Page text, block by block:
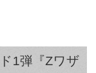
1弾『Zワザ